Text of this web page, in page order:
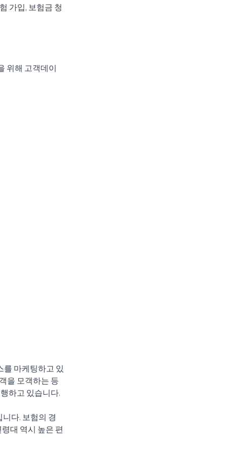
가입, 보험금 청
를 마케팅하고 있
을 모객하는 등
하고 있습니다.
다. 보험의 경
대 역시 높은 편